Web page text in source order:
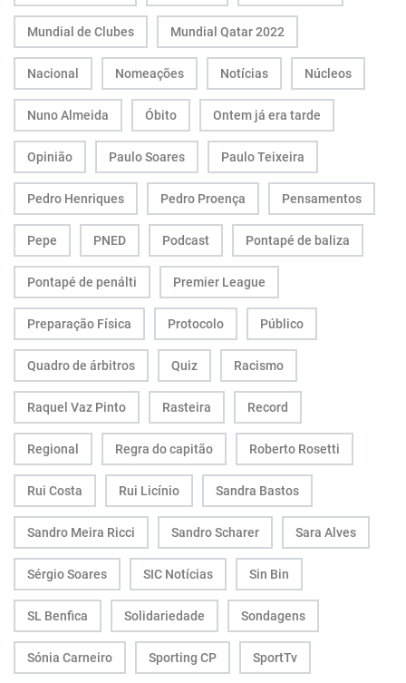
Mundial de Clubes Mundial Qatar 2022
Nacional Nomeações Notícias Núcleos
Nuno Almeida Óbito Ontem já era tarde
Opinião Paulo Soares Paulo Teixeira
Pedro Henriques Pedro Proença Pensamentos
Pepe PNED Podcast Pontapé de baliza
Pontapé de penálti Premier League
Preparação Física Protocolo Público
Quadro de árbitros Quiz Racismo
Raquel Vaz Pinto Rasteira Record
Regional Regra do capitão Roberto Rosetti
Rui Costa Rui Licínio Sandra Bastos
Sandro Meira Ricci Sandro Scharer Sara Alves
Sérgio Soares SIC Notícias Sin Bin
SL Benfica Solidariedade Sondagens
Sónia Carneiro Sporting CP SportTv